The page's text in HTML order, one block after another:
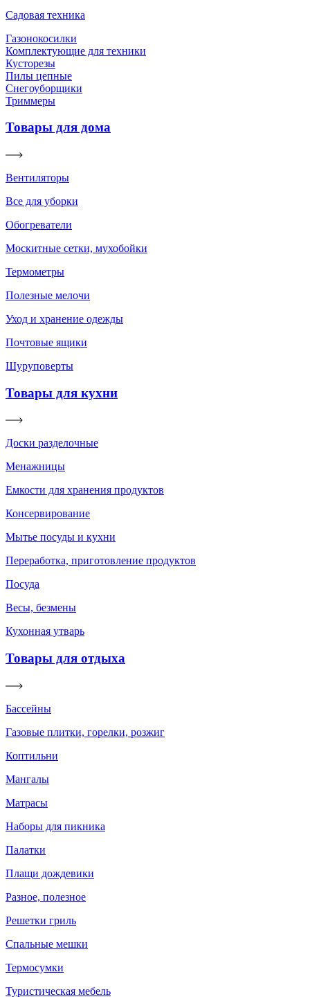
Садовая техника
Газонокосилки
Комплектующие для техники
Кусторезы
Пилы цепные
Снегоуборщики
Триммеры
Товары для дома
Вентиляторы
Все для уборки
Обогреватели
Москитные сетки, мухобойки
Термометры
Полезные мелочи
Уход и хранение одежды
Почтовые ящики
Шуруповерты
Товары для кухни
Доски разделочные
Менажницы
Емкости для хранения продуктов
Консервирование
Мытье посуды и кухни
Переработка, приготовление продуктов
Посуда
Весы, безмены
Кухонная утварь
Товары для отдыха
Бассейны
Газовые плитки, горелки, розжиг
Коптильни
Мангалы
Матрасы
Наборы для пикника
Палатки
Плащи дождевики
Разное, полезное
Решетки гриль
Спальные мешки
Термосумки
Туристическая мебель